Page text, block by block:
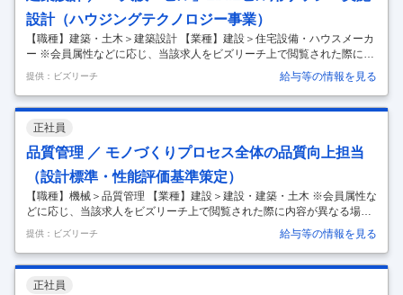
設計（ハウジングテクノロジー事業）
【職種】建築・土木＞建築設計 【業種】建設＞住宅設備・ハウスメーカ
ー ※会員属性などに応じ、当該求人をビズリーチ上で閲覧された際に内
容が異なる場合があります 「世界中の誰もが願う、豊かで快適な住まい
の実現」 LIXILは日本のものづくりの伝統を礎に、世界をリードする技
術やイノベーションで、 日々の暮らしの課題を解決する高品質な製品を
グローバルに提供しています。 今回はハウジングテクノロジー事業で下
記の新たなメンバーを募集します。 ”地図に残る超高層ビル、タワーマ
ンションから中低層マンション、店舗用建物、工場まで様々な建築やリ
フォーム物件のビル用サッシやカーテンウォールの実施設計職” ■職務概
要…
提供：ビズリーチ 給与等の情報を見る
正社員
品質管理 ／ モノづくりプロセス全体の品質向上担当
（設計標準・性能評価基準策定）
【職種】機械＞品質管理 【業種】建設＞建設・建築・土木 ※会員属性な
どに応じ、当該求人をビズリーチ上で閲覧された際に内容が異なる場合
があります 【ミッション】 ・市場で発生する製品不具合の根本原因を徹
底的に究明し、設計標準や再発防止に向けた性能・信憑性評価の策定、
改善をリードします。 ・LIXILの品質を支える重要なミッションを推進
する標準推進グループの一員として、組織全体の品質向上、品質技術の
全社導入に向けたリードを牽引します。 【入社後携わる担当業務詳細】
提供：ビズリーチ 給与等の情報を見る
正社員